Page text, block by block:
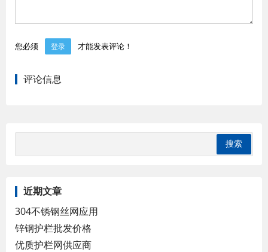
您必须 登录 才能发表评论！
评论信息
近期文章
304不锈钢丝网应用
锌钢护栏批发价格
优质护栏网供应商